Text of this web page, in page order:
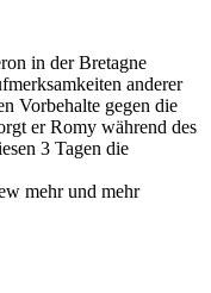
in der Bretagne
anderer
Vorbehalte gegen die
er Romy während des
3 Tagen die
mehr und mehr